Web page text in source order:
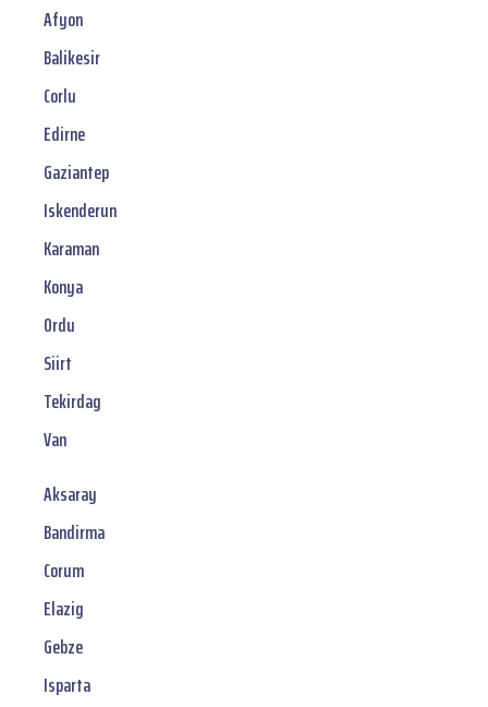
Afyon
Balikesir
Corlu
Edirne
Gaziantep
Iskenderun
Karaman
Konya
Ordu
Siirt
Tekirdag
Van
Aksaray
Bandirma
Corum
Elazig
Gebze
Isparta